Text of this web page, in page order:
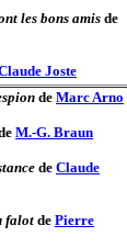
les bons amisde
Joste
de Marc Arno
M.-G. Braun
de Claude
falot de Pierre